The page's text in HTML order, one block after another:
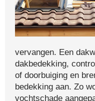
vervangen. Een
dakbedekking,
of doorbuiging en
bedekking aan. Zo
vochtschade